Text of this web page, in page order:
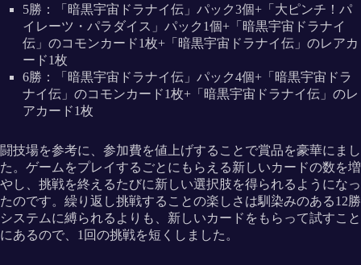
5勝：「暗黒宇宙ドラナイ伝」パック3個+「大ピンチ！パ
イレーツ・パラダイス」パック1個+「暗黒宇宙ドラナイ
伝」のコモンカード1枚+「暗黒宇宙ドラナイ伝」のレアカ
ード1枚
6勝：「暗黒宇宙ドラナイ伝」パック4個+「暗黒宇宙ドラ
ナイ伝」のコモンカード1枚+「暗黒宇宙ドラナイ伝」のレ
アカード1枚
闘技場を参考に、参加費を値上げすることで賞品を豪華にまし
た。ゲームをプレイするごとにもらえる新しいカードの数を増
やし、挑戦を終えるたびに新しい選択肢を得られるようになっ
たのです。繰り返し挑戦することの楽しさは馴染みのある12勝
システムに縛られるよりも、新しいカードをもらって試すこと
にあるので、1回の挑戦を短くしました。